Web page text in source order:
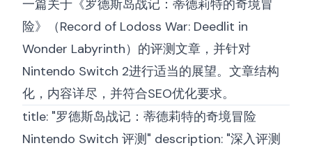
一篇关于《罗德斯岛战记：蒂德莉特的奇境冒
险》（Record of Lodoss War: Deedlit in
Wonder Labyrinth）的评测文章，并针对
Nintendo Switch 2进行适当的展望。文章结构
化，内容详尽，并符合SEO优化要求。
title: "罗德斯岛战记：蒂德莉特的奇境冒险
Nintendo Switch 评测" description: "深入评测